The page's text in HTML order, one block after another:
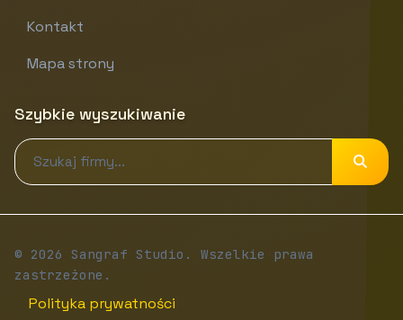
Kontakt
Mapa strony
Szybkie wyszukiwanie
© 2026 Sangraf Studio. Wszelkie prawa
zastrzeżone.
Polityka prywatności